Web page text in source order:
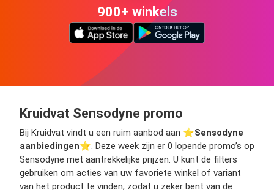
900+ winkels
Kruidvat Sensodyne promo
Bij Kruidvat vindt u een ruim aanbod aan ⭐️Sensodyne
aanbiedingen⭐️. Deze week zijn er 0 lopende promo’s op
Sensodyne met aantrekkelijke prijzen. U kunt de filters
gebruiken om acties van uw favoriete winkel of variant
van het product te vinden, zodat u zeker bent van de